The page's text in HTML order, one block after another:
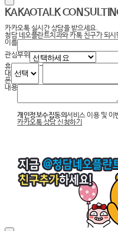
해
최선을 다하겠습니
KAKAOTALK
카카오톡 실시간 상담을 받으세요.
청담 네오플란트치과와 카톡 친구가 되
이름
관심부위
휴
대
폰
-
내용
개인정보수집동의서비스 이용 및 이
카카오톡 상담 신청하기